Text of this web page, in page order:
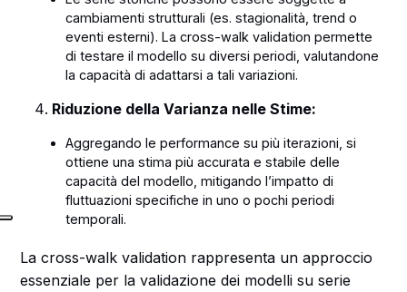
cambiamenti strutturali (es. stagionalità, trend o
eventi esterni). La cross-walk validation permette
di testare il modello su diversi periodi, valutandone
la capacità di adattarsi a tali variazioni.
Riduzione della Varianza nelle Stime:
Aggregando le performance su più iterazioni, si
ottiene una stima più accurata e stabile delle
capacità del modello, mitigando l’impatto di
fluttuazioni specifiche in uno o pochi periodi
temporali.
La cross-walk validation rappresenta un approccio
essenziale per la validazione dei modelli su serie